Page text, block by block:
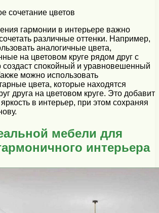
сочетание цветов
гармонии в интерьере важно
различные оттенки. Например,
аналогичные цвета,
на цветовом круге рядом друг с
создаст спокойный и уравновешенный
можно использовать
цвета, которые находятся
друга на цветовом круге. Это добавит
в интерьер, при этом сохраняя
мебели для
интерьера